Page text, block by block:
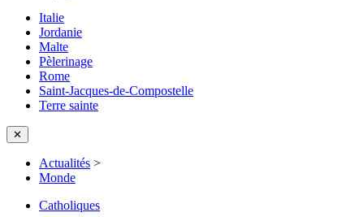
Italie
Jordanie
Malte
Pèlerinage
Rome
Saint-Jacques-de-Compostelle
Terre sainte
✕
Actualités >
Monde
Catholiques